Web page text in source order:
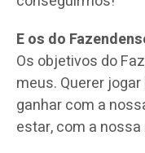
E os do
Os objetivos do
meus. Querer
ganhar com a
estar, com a